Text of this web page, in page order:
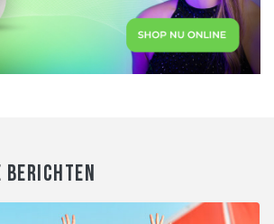
BERICHTEN